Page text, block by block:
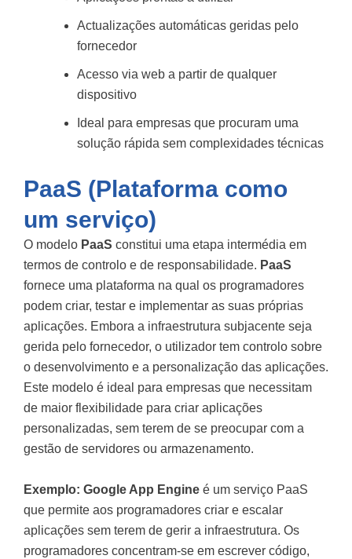
Actualizações automáticas geridas pelo
fornecedor
Acesso via web a partir de qualquer
dispositivo
Ideal para empresas que procuram uma
solução rápida sem complexidades técnicas
PaaS (Plataforma como
um serviço)
O modelo PaaS constitui uma etapa intermédia em
termos de controlo e de responsabilidade. PaaS
fornece uma plataforma na qual os programadores
podem criar, testar e implementar as suas próprias
aplicações. Embora a infraestrutura subjacente seja
gerida pelo fornecedor, o utilizador tem controlo sobre
o desenvolvimento e a personalização das aplicações.
Este modelo é ideal para empresas que necessitam
de maior flexibilidade para criar aplicações
personalizadas, sem terem de se preocupar com a
gestão de servidores ou armazenamento.
Exemplo: Google App Engine é um serviço PaaS
que permite aos programadores criar e escalar
aplicações sem terem de gerir a infraestrutura. Os
programadores concentram-se em escrever código,